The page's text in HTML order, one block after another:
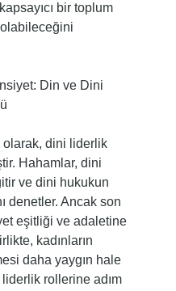
bir toplum
olabileceğini
Din ve Dini
dini liderlik
Hahamlar, dini
ve dini hukukun
denetler. Ancak son
eşitliği ve adaletine
kadınların
daha yaygın hale
rollerine adım